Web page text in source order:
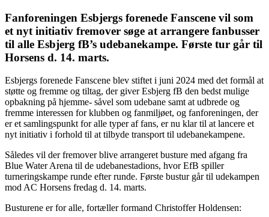
Fanforeningen Esbjergs forenede Fanscene vil som
et nyt initiativ fremover søge at arrangere fanbusser
til alle Esbjerg fB’s udebanekampe. Første tur går til
Horsens d. 14. marts.
Esbjergs forenede Fanscene blev stiftet i juni 2024 med det formål at
støtte og fremme og tiltag, der giver Esbjerg fB den bedst mulige
opbakning på hjemme- såvel som udebane samt at udbrede og
fremme interessen for klubben og fanmiljøet, og fanforeningen, der
er et samlingspunkt for alle typer af fans, er nu klar til at lancere et
nyt initiativ i forhold til at tilbyde transport til udebanekampene.
Således vil der fremover blive arrangeret busture med afgang fra
Blue Water Arena til de udebanestadions, hvor EfB spiller
turneringskampe runde efter runde. Første bustur går til udekampen
mod AC Horsens fredag d. 14. marts.
Busturene er for alle, fortæller formand Christoffer Holdensen: